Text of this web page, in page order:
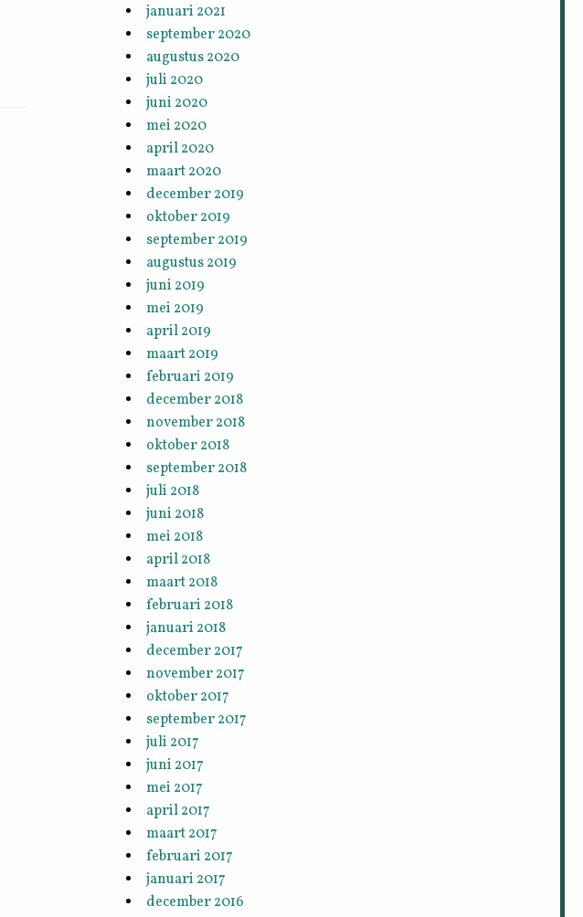
januari 2021
september 2020
augustus 2020
juli 2020
juni 2020
mei 2020
april 2020
maart 2020
december 2019
oktober 2019
september 2019
augustus 2019
juni 2019
mei 2019
april 2019
maart 2019
februari 2019
december 2018
november 2018
oktober 2018
september 2018
juli 2018
juni 2018
mei 2018
april 2018
maart 2018
februari 2018
januari 2018
december 2017
november 2017
oktober 2017
september 2017
juli 2017
juni 2017
mei 2017
april 2017
maart 2017
februari 2017
januari 2017
december 2016